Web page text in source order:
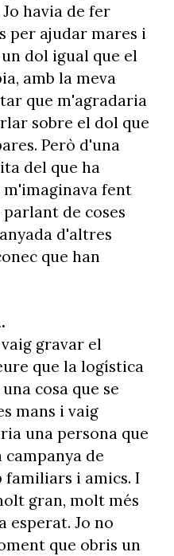
havia de fer
per ajudar mares i
dol igual que el
amb la meva
que m'agradaria
sobre el dol que
Però d'una
del que ha
m'imaginava fent
de coses
d'altres
que han
gravar el
que la logística
cosa que se
mans i vaig
una persona que
campanya de
familiars i amics. I
gran, molt més
esperat. Jo no
que obris un